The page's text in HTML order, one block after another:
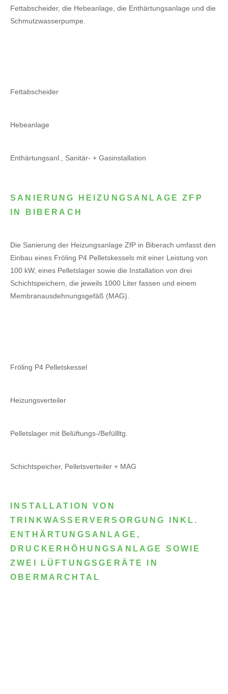
Fettabscheider, die Hebeanlage, die Enthärtungsanlage und die
Schmutzwasserpumpe.
Fettabscheider
Hebeanlage
Enthärtungsanl., Sanitär- + Gasinstallation
SANIERUNG HEIZUNGSANLAGE ZFP
IN BIBERACH
Die Sanierung der Heizungsanlage ZfP in Biberach umfasst den
Einbau eines Fröling P4 Pelletskessels mit einer Leistung von
100 kW, eines Pelletslager sowie die Installation von drei
Schichtspeichern, die jeweils 1000 Liter fassen und einem
Membranausdehnungsgefäß (MAG).
Fröling P4 Pelletskessel
Heizungsverteiler
Pelletslager mit Belüftungs-/Befüllltg.
Schichtspeicher, Pelletsverteiler + MAG
INSTALLATION VON
TRINKWASSERVERSORGUNG INKL.
ENTHÄRTUNGSANLAGE,
DRUCKERHÖHUNGSANLAGE SOWIE
ZWEI LÜFTUNGSGERÄTE IN
OBERMARCHTAL